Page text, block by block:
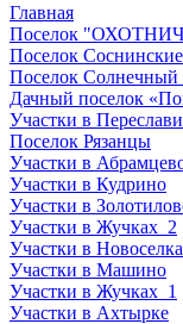
Главная
Поселок
Поселок
Поселок Солнечный
Дачный поселок
Участки в
Поселок Рязанцы
Участки в
Участки в Кудрино
Участки в
Участки в Жучках_2
Участки в
Участки в Машино
Участки в Жучках_1
Участки в Ахтырке